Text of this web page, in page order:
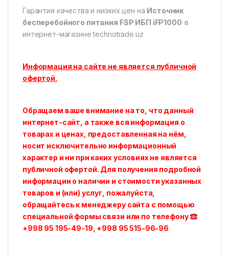
Гарантия качества и низких цен на Источник
бесперебойного питания FSP ИБП iFP1000 в
интернет-магазине technotrade.uz
Информация на сайте не является публичной
офертой.
Обращаем ваше внимание на то, что данный
интернет-сайт, а также вся информация о
товарах и ценах, предоставленная на нём,
носит исключительно информационный
характер и ни при каких условиях не является
публичной офертой. Для получения подробной
информации о наличии и стоимости указанных
товаров и (или) услуг, пожалуйста,
обращайтесь к менеджеру сайта с помощью
специальной формы связи или по телефону
+998 95 195-49-19, +998 95 515-96-96